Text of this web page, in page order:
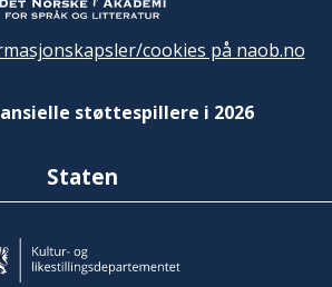
cookies på naob.no
støttespillere i 2026
Staten